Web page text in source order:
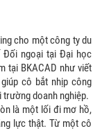
cho một công ty du
Đối ngoại tại Đại học
tại BKACAD như viết
cô bắt nhịp công
trường doanh nghiệp.
là một lối đi mơ hồ,
lực thật. Từ một cô